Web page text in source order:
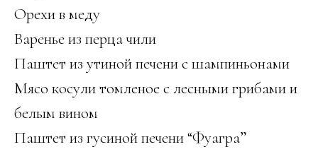
Орехи в меду
Варенье из перца чили
Паштет из утиной печени с шампиньонами
Мясо косули томленое с лесными грибами и
белым вином
Паштет из гусиной печени “Фуагра”